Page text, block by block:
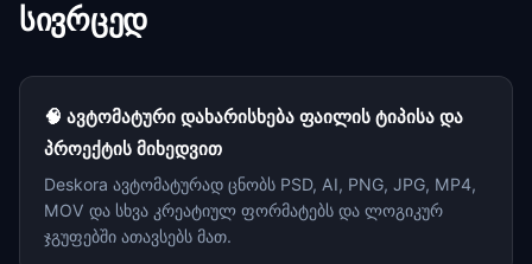
სივრცედ
🧠 ავტომატური დახარისხება ფაილის ტიპისა და
პროექტის მიხედვით
Deskora ავტომატურად ცნობს PSD, AI, PNG, JPG, MP4,
MOV და სხვა კრეატიულ ფორმატებს და ლოგიკურ
ჯგუფებში ათავსებს მათ.